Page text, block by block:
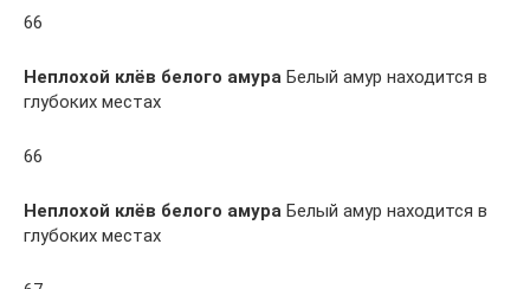
66
Неплохой клёв белого амура Белый амур находится в
глубоких местах
66
Неплохой клёв белого амура Белый амур находится в
глубоких местах